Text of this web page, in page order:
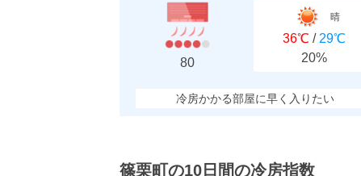
80
晴
36℃ / 29℃
20%
冷房かかる部屋に早く入りたい
篠栗町の10日間の冷房指数